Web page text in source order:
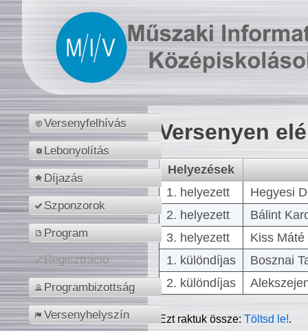
Versenyfelhívás
Lebonyolítás
Díjazás
Szponzorok
Program
Regisztráció
Programbizottság
Versenyhelyszín
Versenyen
Helyezések
1. helyezett
Hegyesi
2. helyezett
Bálint
3. helyezett
Kiss
1. különdíjas
Bosznai
2. különdíjas
Ezt raktuk össze:Töltsd le!.